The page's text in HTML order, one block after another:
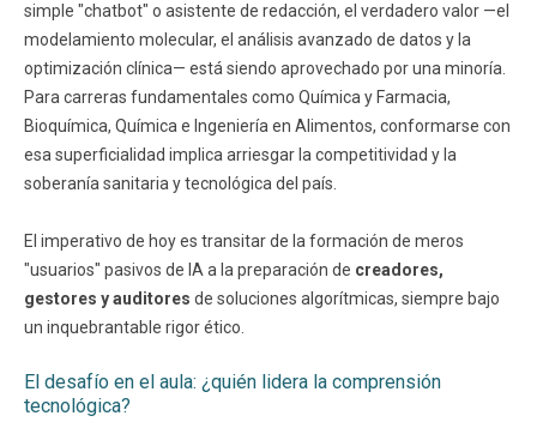
simple "chatbot" o asistente de redacción, el verdadero valor —el
modelamiento molecular, el análisis avanzado de datos y la
optimización clínica— está siendo aprovechado por una minoría.
Para carreras fundamentales como Química y Farmacia,
Bioquímica, Química e Ingeniería en Alimentos, conformarse con
esa superficialidad implica arriesgar la competitividad y la
soberanía sanitaria y tecnológica del país.
El imperativo de hoy es transitar de la formación de meros
"usuarios" pasivos de IA a la preparación de creadores,
gestores y auditores de soluciones algorítmicas, siempre bajo
un inquebrantable rigor ético.
El desafío en el aula: ¿quién lidera la comprensión
tecnológica?